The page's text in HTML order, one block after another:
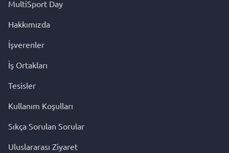
MultiSport Day
Hakkımızda
İşverenler
İş Ortakları
Tesisler
Kullanım Koşulları
Sıkça Sorulan Sorular
Uluslararası Ziyaret